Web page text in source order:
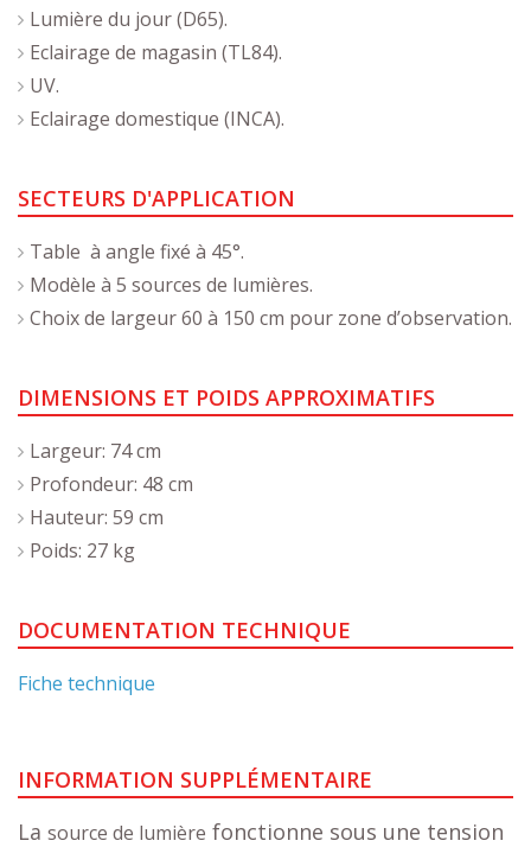
Lumière du jour (D65).
Eclairage de magasin (TL84).
UV.
Eclairage domestique (INCA).
SECTEURS D'APPLICATION
Table à angle fixé à 45°.
Modèle à 5 sources de lumières.
Choix de largeur 60 à 150 cm pour zone d’observation.
DIMENSIONS ET POIDS APPROXIMATIFS
Largeur: 74 cm
Profondeur: 48 cm
Hauteur: 59 cm
Poids: 27 kg
DOCUMENTATION TECHNIQUE
Fiche technique
INFORMATION SUPPLÉMENTAIRE
La source de lumière fonctionne sous une tension